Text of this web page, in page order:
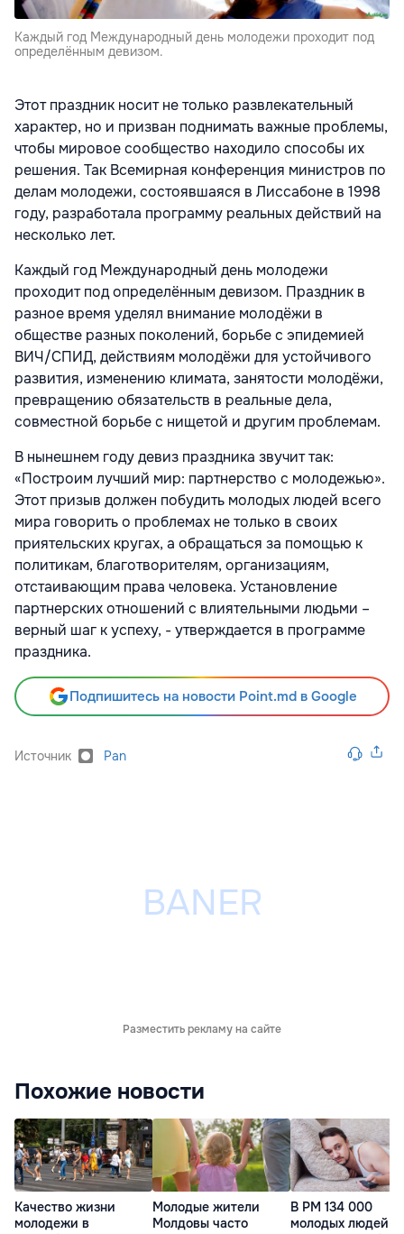
Каждый год Международный день молодежи проходит под
определённым девизом.
Этот праздник носит не только развлекательный
характер, но и призван поднимать важные проблемы,
чтобы мировое сообщество находило способы их
решения. Так Всемирная конференция министров по
делам молодежи, состоявшаяся в Лиссабоне в 1998
году, разработала программу реальных действий на
несколько лет.
Каждый год Международный день молодежи
проходит под определённым девизом. Праздник в
разное время уделял внимание молодёжи в
обществе разных поколений, борьбе с эпидемией
ВИЧ/СПИД, действиям молодёжи для устойчивого
развития, изменению климата, занятости молодёжи,
превращению обязательств в реальные дела,
совместной борьбе с нищетой и другим проблемам.
В нынешнем году девиз праздника звучит так:
«Построим лучший мир: партнерство с молодежью».
Этот призыв должен побудить молодых людей всего
мира говорить о проблемах не только в своих
приятельских кругах, а обращаться за помощью к
политикам, благотворителям, организациям,
отстаивающим права человека. Установление
партнерских отношений с влиятельными людьми –
верный шаг к успеху, - утверждается в программе
праздника.
Подпишитесь на новости Point.md в Google
Источник Pan
Разместить рекламу на сайте
Похожие новости
Качество жизни
молодежи в
Молодые жители
Молдовы часто
В РМ 134 000
молодых людей